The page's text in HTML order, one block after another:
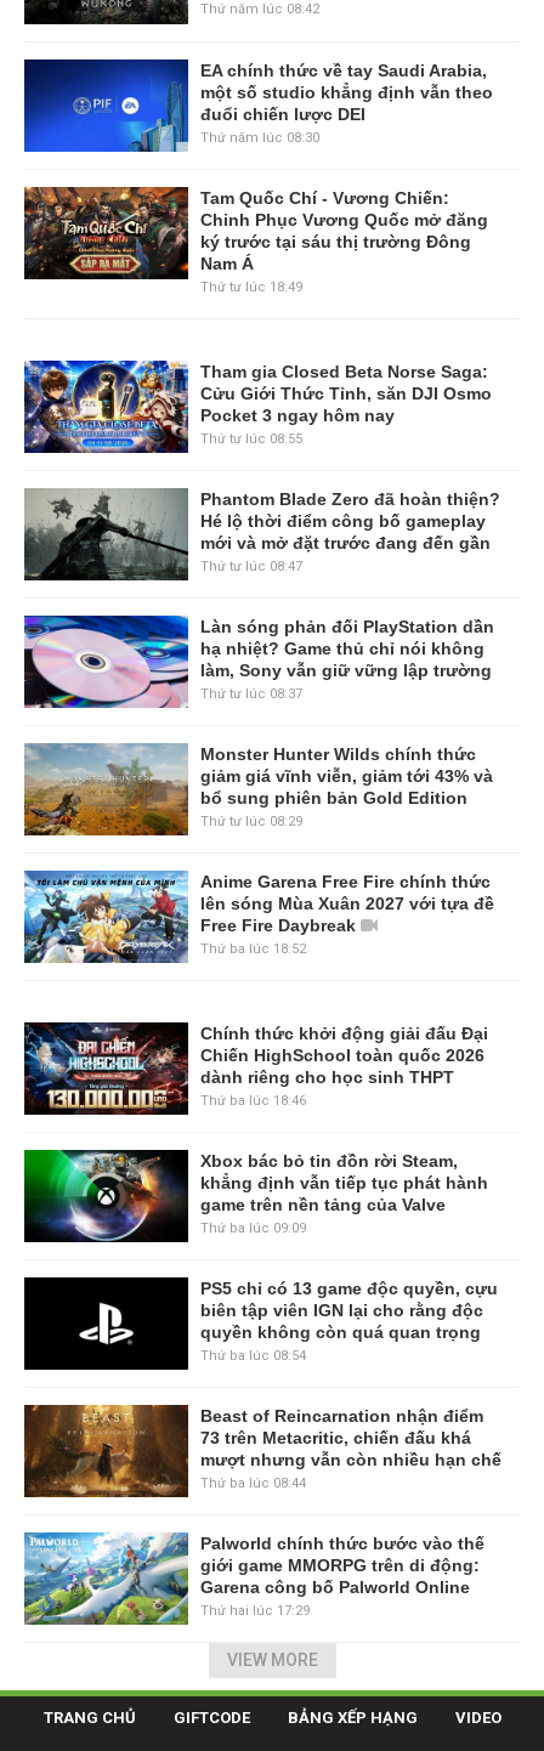
Thứ năm lúc 08:42
EA chính thức về tay Saudi Arabia,
một số studio khẳng định vẫn theo
đuổi chiến lược DEI
Thứ năm lúc 08:30
Tam Quốc Chí - Vương Chiến:
Chinh Phục Vương Quốc mở đăng
ký trước tại sáu thị trường Đông
Nam Á
Thứ tư lúc 18:49
Tham gia Closed Beta Norse Saga:
Cửu Giới Thức Tỉnh, săn DJI Osmo
Pocket 3 ngay hôm nay
Thứ tư lúc 08:55
Phantom Blade Zero đã hoàn thiện?
Hé lộ thời điểm công bố gameplay
mới và mở đặt trước đang đến gần
Thứ tư lúc 08:47
Làn sóng phản đối PlayStation dần
hạ nhiệt? Game thủ chỉ nói không
làm, Sony vẫn giữ vững lập trường
Thứ tư lúc 08:37
Monster Hunter Wilds chính thức
giảm giá vĩnh viễn, giảm tới 43% và
bổ sung phiên bản Gold Edition
Thứ tư lúc 08:29
Anime Garena Free Fire chính thức
lên sóng Mùa Xuân 2027 với tựa đề
Free Fire Daybreak
Thứ ba lúc 18:52
Chính thức khởi động giải đấu Đại
Chiến HighSchool toàn quốc 2026
dành riêng cho học sinh THPT
Thứ ba lúc 18:46
Xbox bác bỏ tin đồn rời Steam,
khẳng định vẫn tiếp tục phát hành
game trên nền tảng của Valve
Thứ ba lúc 09:09
PS5 chỉ có 13 game độc quyền, cựu
biên tập viên IGN lại cho rằng độc
quyền không còn quá quan trọng
Thứ ba lúc 08:54
Beast of Reincarnation nhận điểm
73 trên Metacritic, chiến đấu khá
mượt nhưng vẫn còn nhiều hạn chế
Thứ ba lúc 08:44
Palworld chính thức bước vào thế
giới game MMORPG trên di động:
Garena công bố Palworld Online
Thứ hai lúc 17:29
VIEW MORE
TRANG CHỦ GIFTCODE BẢNG XẾP HẠNG VIDEO